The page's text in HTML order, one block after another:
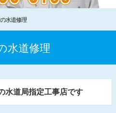
水道修理
水道修理
水道局指定工事店です